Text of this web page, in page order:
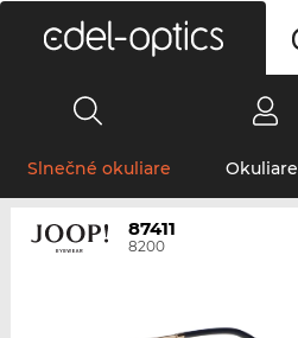
Slnečné okuliare Okuliare
87411
8200